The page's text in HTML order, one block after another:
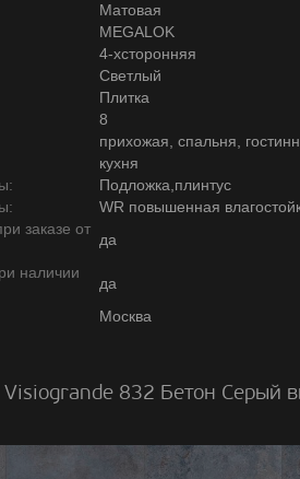
Матовая
MEGALOK
4-хсторонняя
Светлый
Плитка
8
прихожая, спальня,
кухня
Подложка,плинтус
WR повышенная
заказе от
да
наличии
да
Москва
832 Бетон Серый